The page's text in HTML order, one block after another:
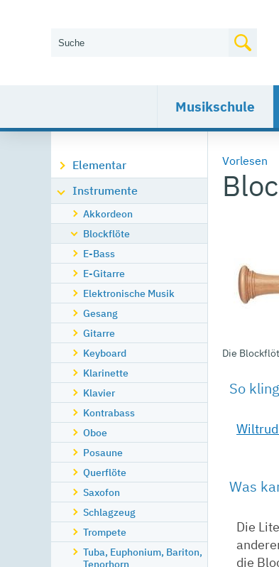
Musikschule
Elementar
Instrumente
Akkordeon
Blockflöte
E-Bass
E-Gitarre
Elektronische Musik
Gesang
Gitarre
Keyboard
Klarinette
Klavier
Kontrabass
Oboe
Posaune
Querflöte
Saxofon
Schlagzeug
Trompete
Tuba, Euphonium, Bariton,
Tenorhorn
Vorlesen
Die
So
Was
Die
die